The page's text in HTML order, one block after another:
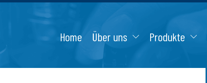
Home Über uns Produkte